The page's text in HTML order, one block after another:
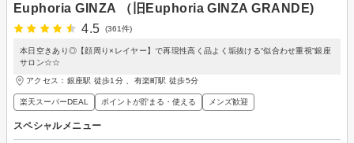
Euphoria GINZA （旧Euphoria GINZA GRANDE)
4.5
(361件)
本日空きあり◎【顔周り×レイヤー】で再現性高く品よく垢抜ける“似合わせ重視”銀座
サロン☆☆
アクセス：銀座駅 徒歩1分 、有楽町駅 徒歩5分
楽天スーパーDEAL ポイントが貯まる・使える メンズ歓迎
スペシャルメニュー